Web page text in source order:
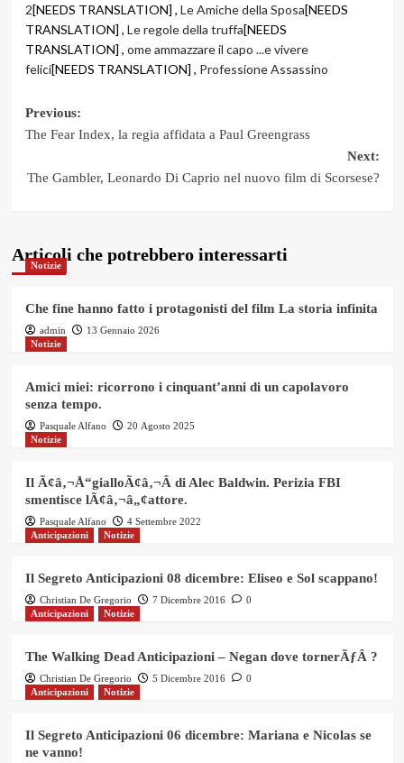
2[NEEDS TRANSLATION] , Le Amiche della Sposa[NEEDS
TRANSLATION] , Le regole della truffa[NEEDS
TRANSLATION] , ome ammazzare il capo ...e vivere
felici[NEEDS TRANSLATION] , Professione Assassino
Post
Previous:
The Fear Index, la regia affidata a Paul Greengrass
Next:
The Gambler, Leonardo Di Caprio nel nuovo film di Scorsese?
Articoli che potrebbero interessarti
Notizie
Che fine hanno fatto i protagonisti del film La storia infinita
admin
13 Gennaio 2026
Notizie
Amici miei: ricorrono i cinquant’anni di un capolavoro
senza tempo.
Pasquale Alfano
20 Agosto 2025
Notizie
Il Ã¢â‚¬Å“gialloÃ¢â‚¬Â di Alec Baldwin. Perizia FBI
smentisce lÃ¢â‚¬â„¢attore.
Pasquale Alfano
4 Settembre 2022
Anticipazioni
Notizie
Il Segreto Anticipazioni 08 dicembre: Eliseo e Sol scappano!
Christian De Gregorio 7 Dicembre 2016
0
Anticipazioni
Notizie
The Walking Dead Anticipazioni – Negan dove tornerÃƒÂ ?
Christian De Gregorio 5 Dicembre 2016
0
Anticipazioni
Notizie
Il Segreto Anticipazioni 06 dicembre: Mariana e Nicolas se
ne vanno!